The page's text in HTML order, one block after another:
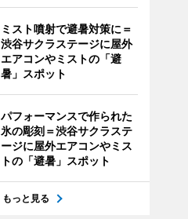
ミスト噴射で避暑対策に＝
渋谷サクラステージに屋外
エアコンやミストの「避
暑」スポット
パフォーマンスで作られた
氷の彫刻＝渋谷サクラステ
ージに屋外エアコンやミス
トの「避暑」スポット
もっと見る